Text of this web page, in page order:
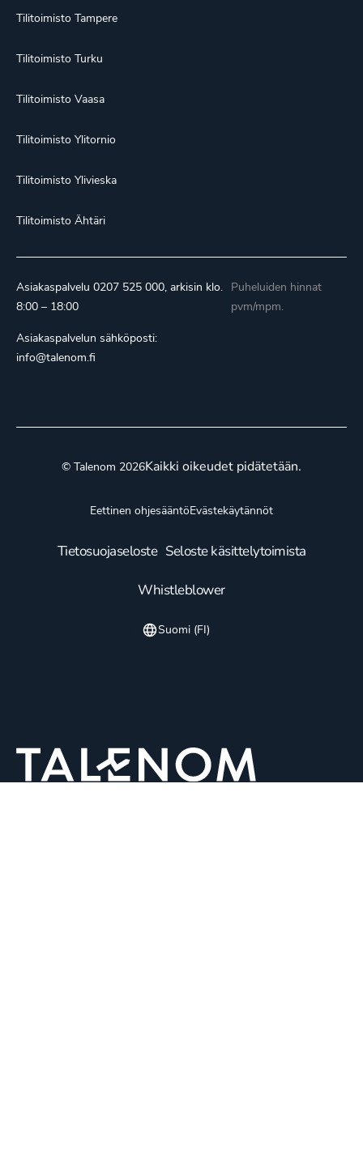
Tilitoimisto Tampere
Tilitoimisto Turku
Tilitoimisto Vaasa
Tilitoimisto Ylitornio
Tilitoimisto Ylivieska
Tilitoimisto Ähtäri
Asiakaspalvelu 0207 525 000, arkisin klo.
8:00 – 18:00
Asiakaspalvelun sähköposti:
info@talenom.fi
Puheluiden hinnat
pvm/mpm.
© Talenom 2026Kaikki oikeudet pidätetään.
Eettinen ohjesääntöEvästekäytännöt
Tietosuojaseloste Seloste käsittelytoimista
Whistleblower
Suomi (FI)